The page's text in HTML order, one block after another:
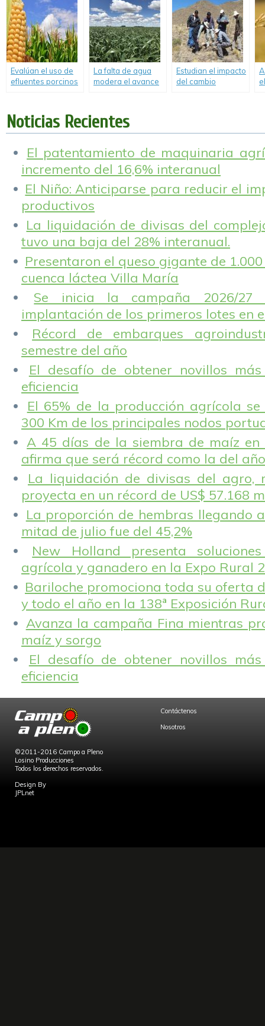
productivo.
Evalúan el uso de
efluentes porcinos
La falta de agua
modera el avance
Estudian el impacto
del cambio
Noticias Recientes
El patentamiento de maquinaria
incremento del 16,6% interanual
El Niño: Anticiparse para reducir el
productivos
La liquidación de divisas del
tuvo una baja del 28% interanual.
Presentaron el queso gigante de
cuenca láctea Villa María
Se inicia la campaña 2026/
implantación de los primeros lotes en
Récord de embarques
semestre del año
El desafío de obtener novillos
eficiencia
El 65% de la producción agrícola
300 Km de los principales nodos
A 45 días de la siembra de maíz en
afirma que será récord como la del
La liquidación de divisas del agro,
proyecta en un récord de US$ 57.168
La proporción de hembras llegando
mitad de julio fue del 45,2%
New Holland presenta
agrícola y ganadero en la Expo Rural
Bariloche promociona toda su oferta
y todo el año en la 138ª Exposición
Avanza la campaña Fina mientras
maíz y sorgo
El desafío de obtener novillos
eficiencia
©2011-2016 Campo a Pleno
Losino Producciones
Todos los derechos reservados.
Design By
JPLnet
Contáctenos
Nosotros